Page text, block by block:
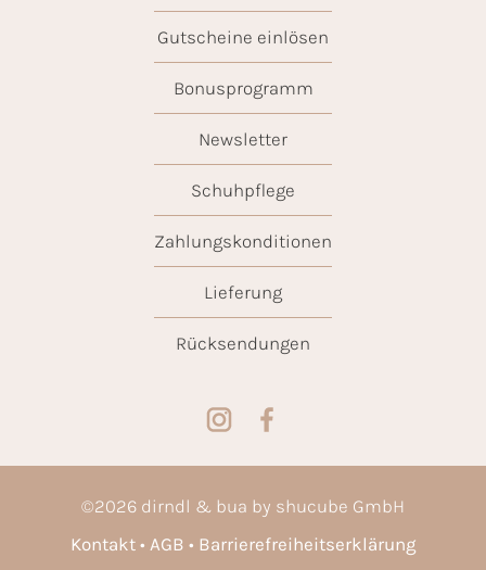
Gutscheine einlösen
Bonusprogramm
Newsletter
Schuhpflege
Zahlungskonditionen
Lieferung
Rücksendungen
©2026 dirndl & bua by shucube GmbH
Kontakt
AGB Barrierefreiheitserklärung